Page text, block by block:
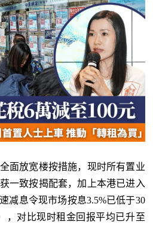
面放宽楼按措施，现时所有置业
一致按揭配套，加上本港已进入
减息令现市场按息3.5%已低于30
，对比现时租金回报平均已升至